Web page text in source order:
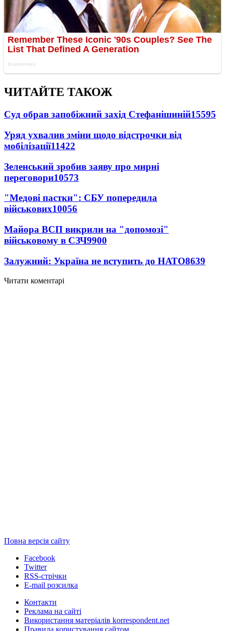
ЧИТАЙТЕ ТАКОЖ
Суд обрав запобіжний захід Стефанішиній15595
Уряд ухвалив зміни щодо відстрочки від
мобілізації11422
Зеленський зробив заяву про мирні
переговори10573
"Медові пастки": СБУ попередила
військових10056
Майора ВСП викрили на "допомозі"
військовому в СЗЧ9900
Залужний: Україна не вступить до НАТО8639
Читати коментарі
Повна версія сайту
Facebook
Twitter
RSS-стрічки
E-mail розсилка
Контакти
Реклама на сайті
Використання матеріалів korrespondent.net
Правила користування сайтом